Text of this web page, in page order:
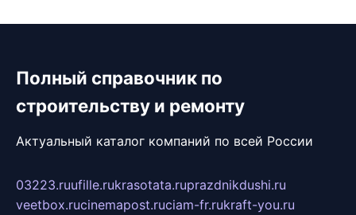
Полный справочник по
строительству и ремонту
Актуальный каталог компаний по всей России
03223.ruufille.rukrasotata.ruprazdnikdushi.ru
veetbox.rucinemapost.ruciam-fr.rukraft-you.ru